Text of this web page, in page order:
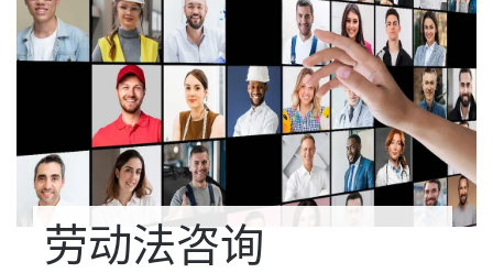
劳动法咨询